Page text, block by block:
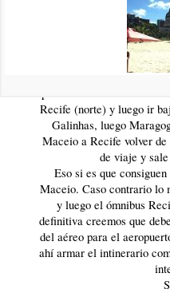
1 12-ago-2019
Sí, seria viable, el
de Recife o
Recife (norte) y luego ir
Galinhas, luego
Maceio a Recife volver de
de viaje y
Eso si es que
Maceio. Caso contrario lo
y luego el ómnibus
definitiva creemos que
del aéreo para el
ahí armar el intinerario